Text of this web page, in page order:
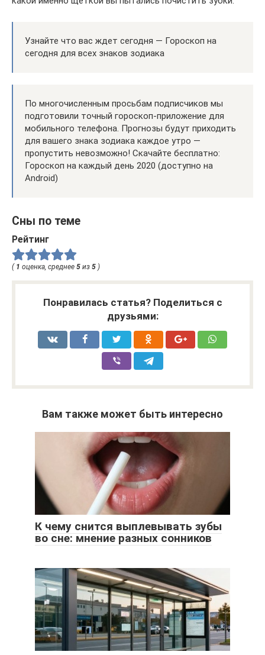
Узнайте что вас ждет сегодня — Гороскоп на
сегодня для всех знаков зодиака
По многочисленным просьбам подписчиков мы
подготовили точный гороскоп-приложение для
мобильного телефона. Прогнозы будут приходить
для вашего знака зодиака каждое утро —
пропустить невозможно! Скачайте бесплатно:
Гороскоп на каждый день 2020 (доступно на
Android)
Сны по теме
Рейтинг
( 1 оценка, среднее 5 из 5 )
Понравилась статья? Поделиться с
друзьями:
Вам также может быть интересно
К чему снится выплевывать зубы
во сне: мнение разных сонников